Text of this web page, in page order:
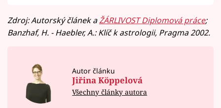
Zdroj: Autorský článek aŽÁRLIVOST Diplomová práce;
Banzhaf, H. - Haebler, A.: Klíč k astrologii, Pragma 2002.
Autor článku
Jiřina Köppelová
Všechny články autora